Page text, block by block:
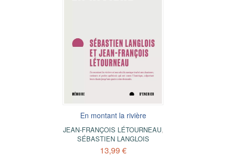
En montant la rivière
JEAN-FRANÇOIS LÉTOURNEAU,
SÉBASTIEN LANGLOIS
13,99 €